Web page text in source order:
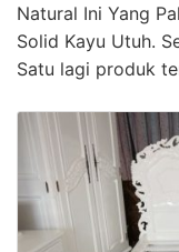
Natural Ini Yang
Solid Kayu Utuh.
Satu lagi produk